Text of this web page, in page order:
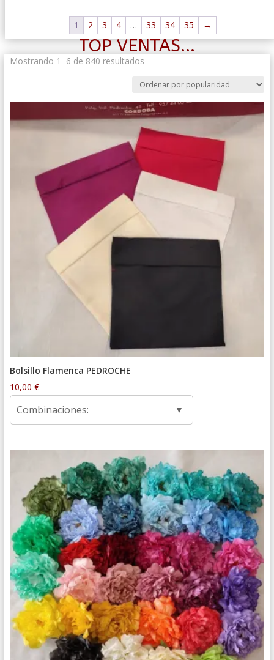
1 2 3 4 … 33 34 35 →
TOP VENTAS...
Mostrando 1–6 de 840 resultadosOrdenado
popularidad
Bolsillo Flamenca PEDROCHE
10,00 €
Combinaciones: